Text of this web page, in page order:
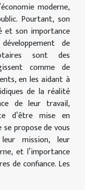
moderne,
Pourtant, son
et son importance
de
sont des
comme de
en les aidant à
de la réalité
de leur travail,
d’être mise en
propose de vous
mission, leur
et l’importance
de confiance. Les